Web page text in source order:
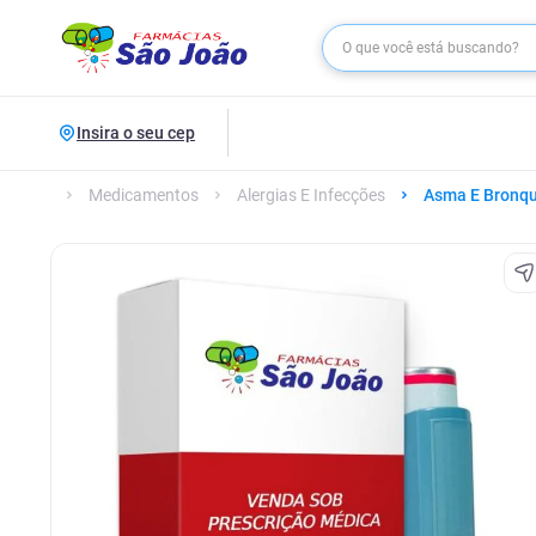
Insira o seu cep
Medicamentos Alergias E Infecções Asma E